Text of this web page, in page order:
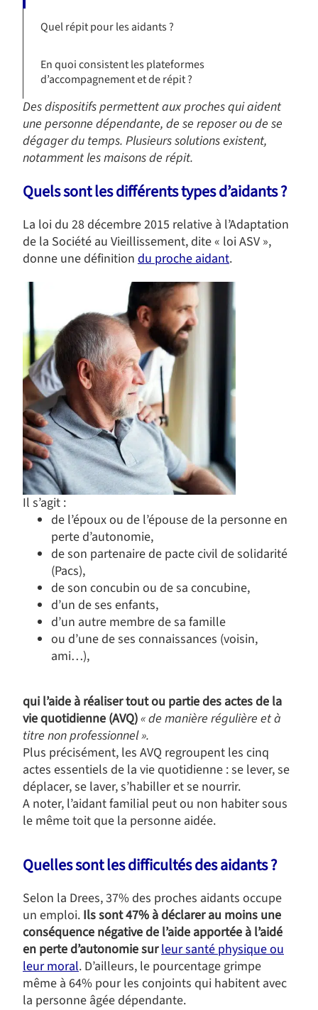
Quel répit pour les aidants ?
En quoi consistent les plateformes
d’accompagnement et de répit ?
Des dispositifs permettent aux proches qui aident
une personne dépendante, de se reposer ou de se
dégager du temps. Plusieurs solutions existent,
notamment les maisons de répit.
Quels sont les différents types d’aidants ?
La loi du 28 décembre 2015 relative à l’Adaptation
de la Société au Vieillissement, dite « loi ASV »,
donne une définition du proche aidant.
Il s’agit :
de l’époux ou de l’épouse de la personne en
perte d’autonomie,
de son partenaire de pacte civil de solidarité
(Pacs),
de son concubin ou de sa concubine,
d’un de ses enfants,
d’un autre membre de sa famille
ou d’une de ses connaissances (voisin,
ami…),
qui l’aide à réaliser tout ou partie des actes de la
vie quotidienne (AVQ)«de manière régulière et à
titre non professionnel ».
Plus précisément, les AVQ regroupent les cinq
actes essentiels de la vie quotidienne : se lever, se
déplacer, se laver, s’habiller et se nourrir.
A noter, l’aidant familial peut ou non habiter sous
le même toit que la personne aidée.
Quelles sont les difficultés des aidants ?
Selon la Drees, 37% des proches aidants occupe
un emploi. Ils sont 47% à déclarer au moins une
conséquence négative de l’aide apportée à l’aidé
en perte d’autonomie surleur santé physique ou
leur moral. D’ailleurs, le pourcentage grimpe
même à 64% pour les conjoints qui habitent avec
la personne âgée dépendante.